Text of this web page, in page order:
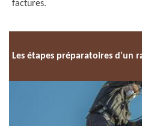
factures.
Les étapes préparatoires d’un